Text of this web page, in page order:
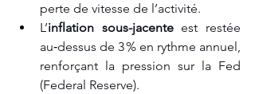
perte de vitesse de l’activité.
L’inflation sous-jacente est restée
au‑dessus de 3 % en rythme annuel,
renforçant la pression sur la Fed
(Federal Reserve).